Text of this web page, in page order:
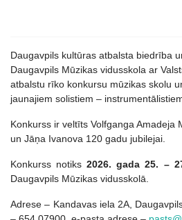
Daugavpils kultūras atbalsta biedrība
Daugavpils Mūzikas vidusskola ar
atbalstu rīko konkursu mūzikas skolu
jaunajiem solistiem –
Konkurss ir veltīts Volfganga Amadeja
un Jāņa Ivanova 120 gadu jubilejai.
Konkurss notiks2026. gada 25. –
Daugavpils Mūzikas vidusskolā.
Adrese – Kandavas iela 2A,